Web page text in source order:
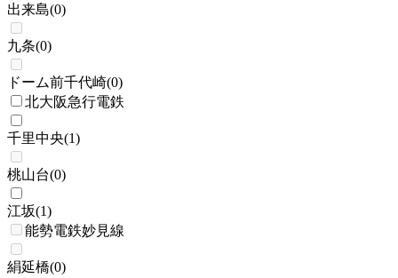
出来島(0)
九条(0)
ドーム前千代崎(0)
北大阪急行電鉄
千里中央(1)
桃山台(0)
江坂(1)
能勢電鉄妙見線
絹延橋(0)